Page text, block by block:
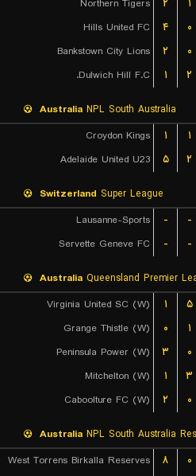
Northern Tigers
۲ ۱
Hills United FC
۴ ۰
Bankstown City Lions
۲ ۰
Dulwich Hill F.C.
۱ ۲
Australia NPL South Australia
Croydon Kings
۱ ۱
Adelaide United U23
۵ ۲
Switzerland Super League
Lausanne-Sports
- -
Servette Geneve FC
- -
Australia Queensland Premier
Virginia United SC (W)
۱ ۵
Grange Thistle (W)
۰ ۱
Peninsula Power (W)
۳ ۰
Mitchelton (W)
۱ ۳
Caboolture FC (W)
۲ ۰
Australia NPL South Australia
West Torrens Birkalla Reserves
۸ ۰